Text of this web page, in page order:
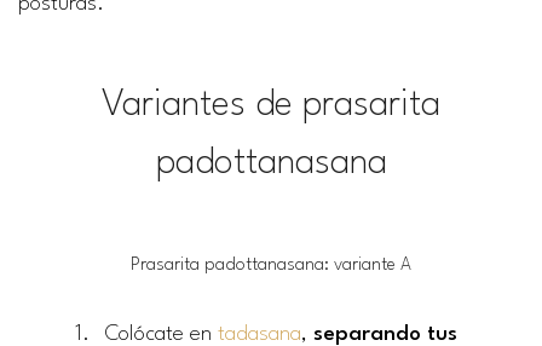
posturas.
Variantes de prasarita
padottanasana
Prasarita padottanasana: variante A
Colócate en tadasana, separando tus